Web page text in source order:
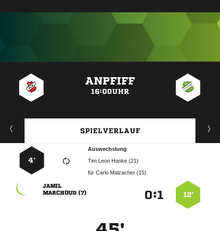
ANPFIFF
16:00UHR
SPIELVERLAUF
Auswechslung
   
für  
4’
12’
:

 